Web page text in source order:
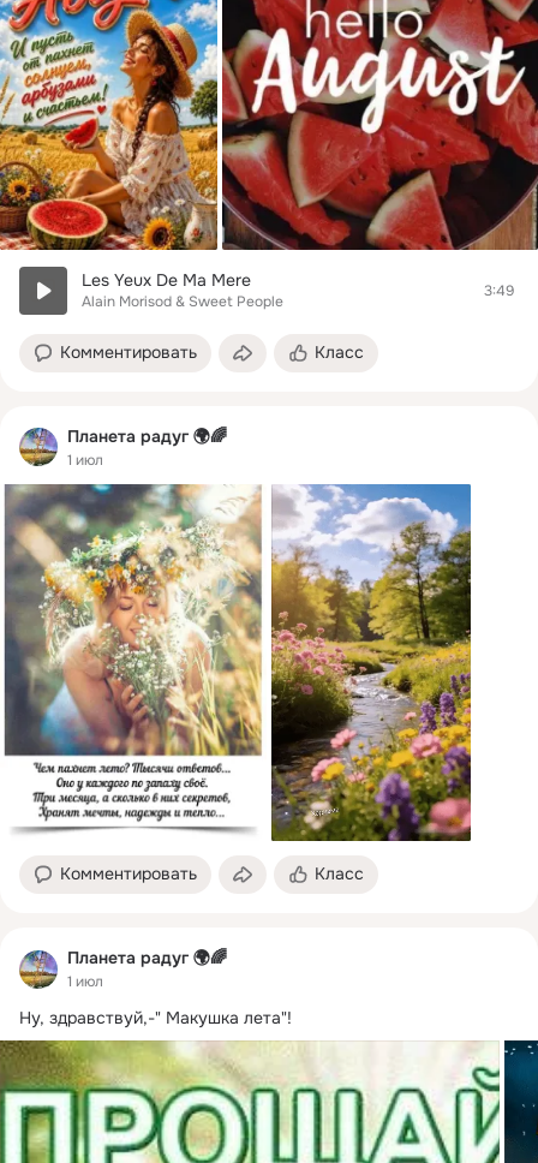
Les Yeux De Ma Mere
Alain Morisod & Sweet People
3:49
Комментировать Класс
Планета радуг 🌍🌈
1 июл
Комментировать Класс
Планета радуг 🌍🌈
1 июл
Ну, здравствуй,-" Макушка лета"!